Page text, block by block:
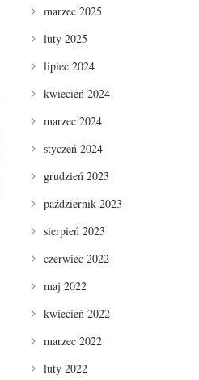
marzec 2025
luty 2025
lipiec 2024
kwiecień 2024
marzec 2024
styczeń 2024
grudzień 2023
październik 2023
sierpień 2023
czerwiec 2022
maj 2022
kwiecień 2022
marzec 2022
luty 2022